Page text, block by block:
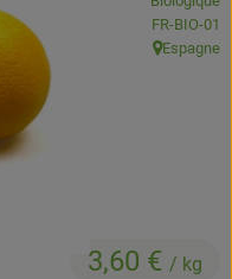
3,60 € / kg
, Autorité
FR-BIO-01
, Origine:
Espagne